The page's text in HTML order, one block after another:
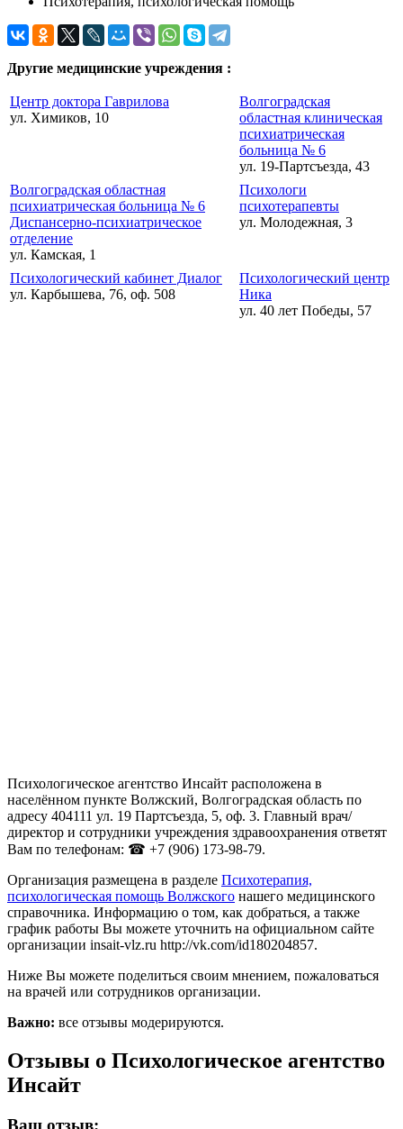
Другие медицинские учреждения :
Центр доктора Гаврилова
ул. Химиков, 10
Волгоградская
областная клиническая
психиатрическая
больница № 6
ул. 19-Партсъезда, 43
Волгоградская областная
психиатрическая больница № 6
Диспансерно-психиатрическое
отделение
ул. Камская, 1
Психологи
психотерапевты
ул. Молодежная, 3
Психологический кабинет Диалог
ул. Карбышева, 76, оф. 508
Психологический центр
Ника
ул. 40 лет Победы, 57
Психологическое агентство Инсайт расположена в
населённом пункте Волжский, Волгоградская область по
адресу 404111 ул. 19 Партсъезда, 5, оф. 3. Главный врач/
директор и сотрудники учреждения здравоохранения ответят
Вам по телефонам: ☎ +7 (906) 173-98-79.
Организация размещена в разделе Психотерапия,
психологическая помощь Волжского нашего медицинского
справочника. Информацию о том, как добраться, а также
график работы Вы можете уточнить на официальном сайте
организации insait-vlz.ru http://vk.com/id180204857.
Ниже Вы можете поделиться своим мнением, пожаловаться
на врачей или сотрудников организации.
Важно: все отзывы модерируются.
Отзывы о Психологическое агентство
Инсайт
Ваш отзыв: